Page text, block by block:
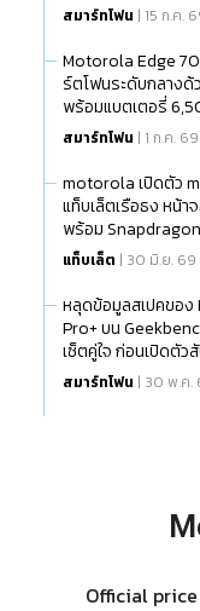
สมาร์ทโฟน | 15 ก.ค.
Motorola Edge
ร์ตโฟนระดับกลาง
พร้อมแบตเตอรี่
20,000 บาท
สมาร์ทโฟน | 1 ก.ค. 69
motorola เปิดตัว
แท็บเล็ตเรือธง หน้า
พร้อม
แท็บเล็ต | 30 มิ.ย. 69
หลุดข้อมูลสเปคขอ
Pro+ บน
เซ็ตคู่ใจ ก่อนเปิดตัว
สมาร์ทโฟน | 30 พ.ค.
Official price